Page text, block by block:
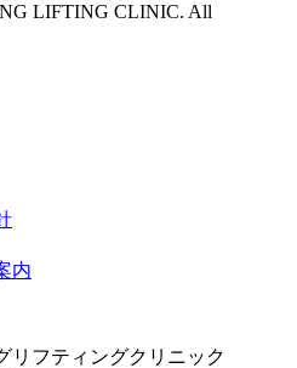
LIFTING CLINIC. All
内
リフティングクリニック